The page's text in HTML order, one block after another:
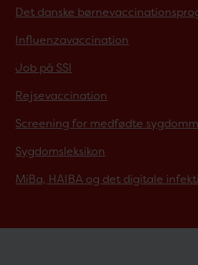
Det danske
Influenzavaccination
Job på SSI
Rejsevaccination
Screening for medfødte
Sygdomsleksikon
MiBa, HAIBA og det digitale